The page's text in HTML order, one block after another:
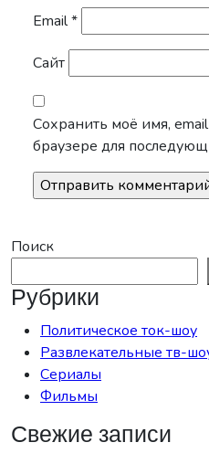
Email*
Сайт
Сохранить моё имя,
браузере для
Поиск
Рубрики
Политическое ток-шоу
Развлекательные тв-
Сериалы
Фильмы
Свежие записи